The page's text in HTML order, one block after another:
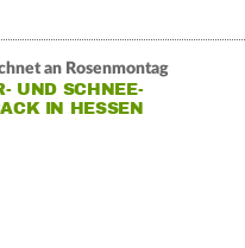
an Rosenmontag
UND SCHNEE-
IN HESSEN